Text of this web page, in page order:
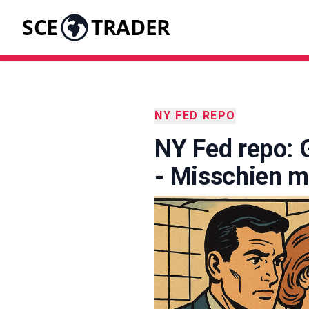
SCE TRADER
NY FED REPO
NY Fed repo:
- Misschien